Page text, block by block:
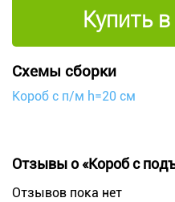
Купить
Схемы сборки
Короб с п/м h=20 см
Отзывы о «Короб с
Отзывов пока нет